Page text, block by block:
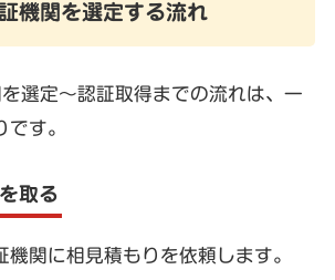
機関を選定する流れ
選定〜認証取得までの流れは、一
す。
取る
機関に相見積もりを依頼します。